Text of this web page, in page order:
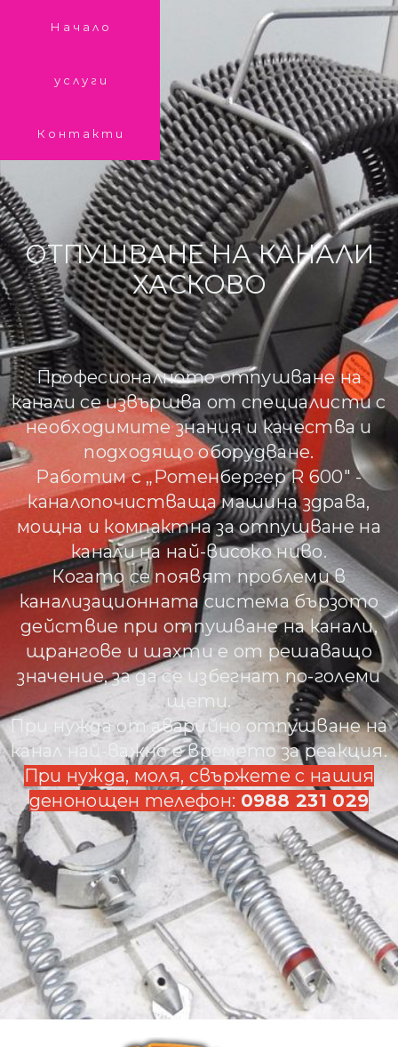
Начало
услуги
Контакти
ОТПУШВАНЕ НА КАНАЛИ
ХАСКОВО
Професионалното отпушване на
канали се извършва от специалисти с
необходимите знания и качества и
подходящо оборудване.
Работим с „Ротенбергер R 600″ -
каналопочистваща машина здрава,
мощна и компактна за отпушване на
канали на най-високо ниво.
Когато се появят проблеми в
канализационната система бързото
действие при отпушване на канали,
щрангове и шахти е от решаващо
значение, за да се избегнат по-големи
щети.
При нужда от аварийно отпушване на
канал най-важно е времето за реакция.
При нужда, моля, свържете с нашия
денонощен телефон: 0988 231 029